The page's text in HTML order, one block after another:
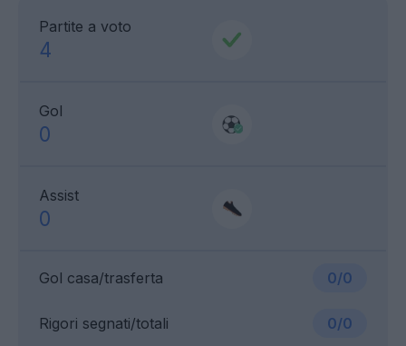
Partite a voto
4
Gol
0
Assist
0
Gol casa/trasferta 0/0
Rigori segnati/totali 0/0